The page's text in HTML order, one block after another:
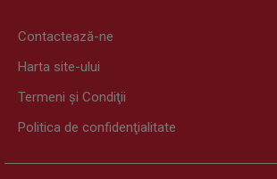
Contactează-ne
Harta site-ului
Termeni şi Condiţii
Politica de confidenţialitate